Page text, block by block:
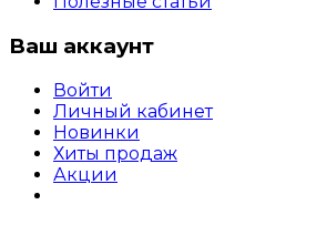
Ваш аккаунт
Войти
Личный кабинет
Новинки
Хиты продаж
Акции